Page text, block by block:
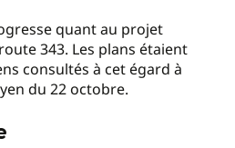
quant au projet
343. Les plans étaient
consultés à cet égard à
du 22 octobre.